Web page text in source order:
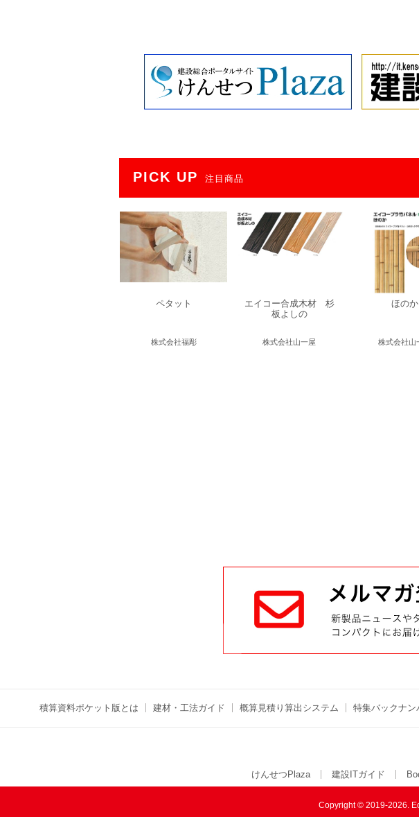
PICK UP 注目商品
ペタット
株式会社福彫
エイコー合成木材 杉
板よしの
株式会社山一屋
ほのか
株式会社山
積算資料ポケット版とは 建材・工法ガイド 概算見積り算出システム 特集バックナン
けんせつPlaza 建設ITガイド
Copyright © 2019-2026.